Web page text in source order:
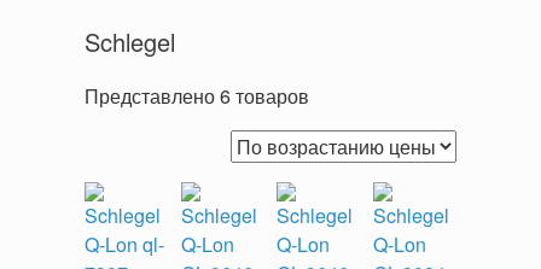
Schlegel
Представлено 6 товаров